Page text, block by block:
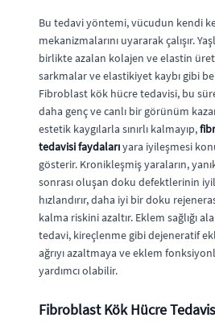
Bu tedavi yöntemi, vücudun kendi
mekanizmalarını uyararak çalışır.
birlikte azalan kolajen ve elastin
sarkmalar ve elastikiyet kaybı gibi
Fibroblast kök hücre tedavisi, bu
daha genç ve canlı bir görünüm
estetik kaygılarla sınırlı kalmayıp,
tedavisi faydalarıyara iyileşmesi
gösterir. Kronikleşmiş yaraların,
sonrası oluşan doku defektlerinin
hızlandırır, daha iyi bir doku
kalma riskini azaltır. Eklem sağlığı
tedavi, kireçlenme gibi dejeneratif
ağrıyı azaltmaya ve eklem
yardımcı olabilir.
Fibroblast Kök Hücre